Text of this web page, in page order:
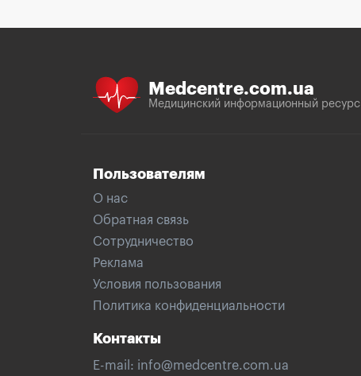
Medcentre.com.ua
Медицинский информационный ресурс
Пользователям
О нас
Обратная связь
Сотрудничество
Реклама
Условия пользования
Политика конфиденциальности
Контакты
E-mail: info@medcentre.com.ua